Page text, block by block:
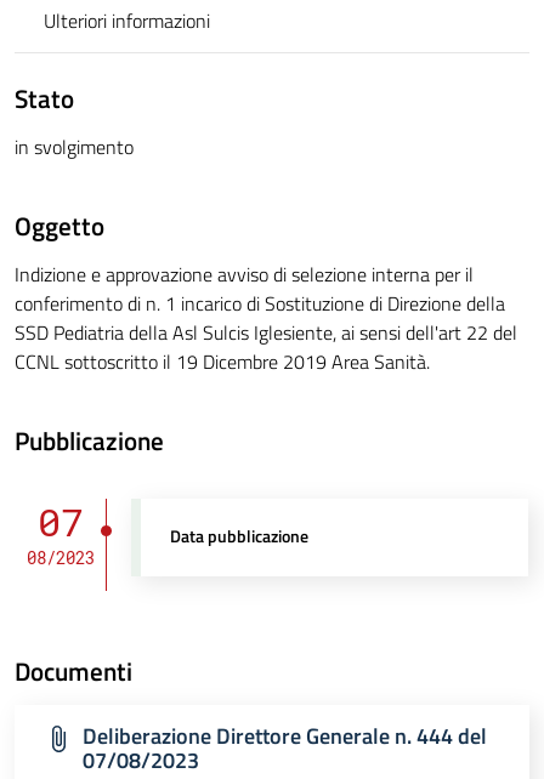
Ulteriori informazioni
Stato
in svolgimento
Oggetto
Indizione e approvazione avviso di selezione interna per il
conferimento di n. 1 incarico di Sostituzione di Direzione della
SSD Pediatria della Asl Sulcis Iglesiente, ai sensi dell'art 22 del
CCNL sottoscritto il 19 Dicembre 2019 Area Sanità.
Pubblicazione
07
08/2023
Data pubblicazione
Documenti
Deliberazione Direttore Generale n. 444 del
07/08/2023